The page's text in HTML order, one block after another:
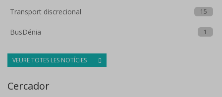
Transport discrecional 15
BusDénia 1
VEURE TOTES LES NOTÍCIES
Cercador